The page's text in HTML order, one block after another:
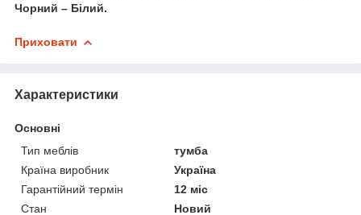
Чорний – Білий.
Приховати
Характеристики
Основні
Тип меблів
тумба
Країна виробник
Україна
Гарантійний термін
12 міс
Стан
Новий